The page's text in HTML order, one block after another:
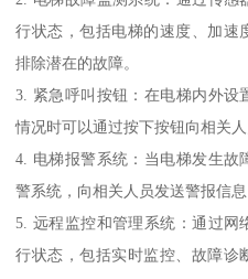
行状态，包括电梯的速度、加速
排除潜在的故障。
3. 紧急呼叫按钮：在电梯内外设
情况时可以通过按下按钮向相关人
4. 电梯报警系统：当电梯发生故
警系统，向相关人员发送警报信
5. 远程监控和管理系统：通过网
行状态，包括实时监控、故障诊